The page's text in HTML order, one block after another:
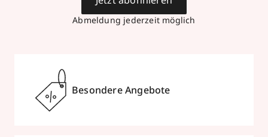
Abmeldung jederzeit möglich
Besondere Angebote